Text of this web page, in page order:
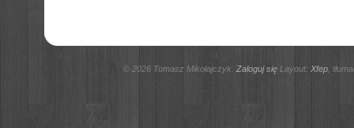
© 2026 Tomasz Mikołajczyk. Zaloguj sięLayout: Xfep,